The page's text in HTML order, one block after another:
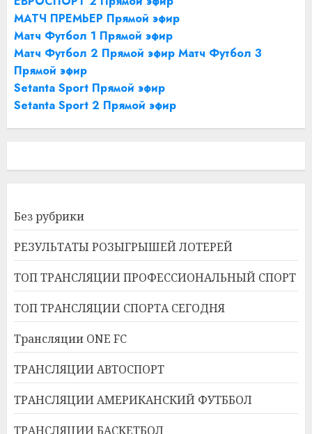
МАТЧ ПРЕМЬЕР Прямой эфир
Матч Футбол 1 Прямой эфир
Матч Футбол 2 Прямой эфир Матч Футбол 3
Прямой эфир
Setanta Sport Прямой эфир
Setanta Sport 2 Прямой эфир
Без рубрики
РЕЗУЛЬТАТЫ РОЗЫГРЫШЕЙ ЛОТЕРЕЙ
ТОП ТРАНСЛЯЦИИ ПРОФЕССИОНАЛЬНЫЙ СПОРТ
ТОП ТРАНСЛЯЦИИ СПОРТА СЕГОДНЯ
Трансляции ONE FC
ТРАНСЛЯЦИИ АВТОСПОРТ
ТРАНСЛЯЦИИ АМЕРИКАНСКИЙ ФУТББОЛ
ТРАНСЛЯЦИИ БАСКЕТБОЛ